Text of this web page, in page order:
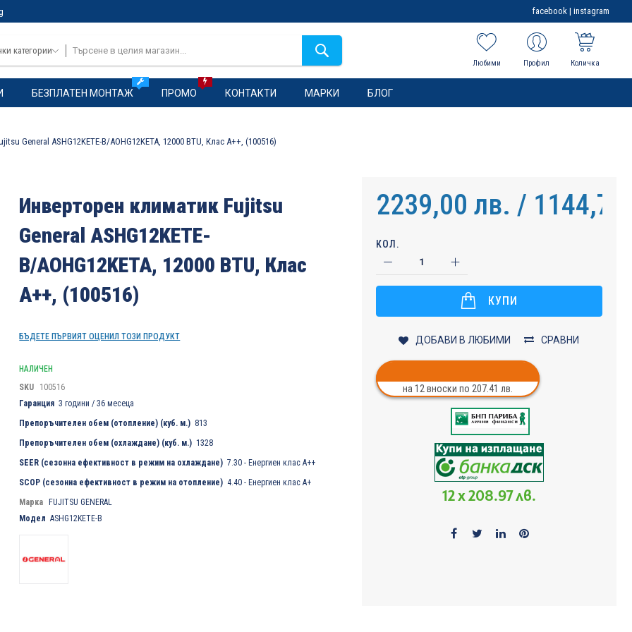
facebook | instagram
категории
Любими Профил Количка
БЕЗПЛАТЕН МОНТАЖ ПРОМО КОНТАКТИ МАРКИ БЛОГ
General ASHG12KETE-B/AOHG12KETA, 12000 BTU, Клас A++, (100516)
Инверторен климатик Fujitsu
General ASHG12KETE-
B/AOHG12KETA, 12000 BTU, Клас
A++, (100516)
БЪДЕТЕ ПЪРВИЯТ ОЦЕНИЛ ТОЗИ ПРОДУКТ
НАЛИЧЕН
SKU
100516
Гаранция 3 години / 36 месеца
Препоръчителен обем (отопление) (куб. м.) 813
Препоръчителен обем (охлаждане) (куб. м.) 1328
SEER (сезонна ефективност в режим на охлаждане) 7.30 - Енергиен клас А++
SCOP (сезонна ефективност в режим на отопление) 4.40 - Енергиен клас А+
Марка FUJITSU GENERAL
Модел ASHG12KETE-B
2239,00 лв. / 1144,78
КОЛ.
КУПИ
ДОБАВИ В ЛЮБИМИ СРАВНИ
на 12 вноски по 207.41 лв.
12 x 208.97 лв.